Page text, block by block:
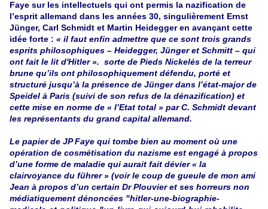
Faye sur les intellectuels qui ont permis la nazification de
l’esprit allemand dans les années 30, singulièrement Ernst
Jünger, Carl Schmidt et Martin Heidegger en avançant cette
idée forte : « il faut enfin admettre que ce sont trois grands
esprits philosophiques – Heidegger, Jünger et Schmitt – qui
ont fait le lit d'Hitler ». sorte de Pieds Nickelés de la terreur
brune qu’ils ont philosophiquement défendu, porté et
structuré jusqu’à la présence de Jünger dans l’état-major de
Speidel à Paris (suivi de son refus de la dénazification) et
cette mise en norme de « l’Etat total » par C. Schmidt devant
les représentants du grand capital allemand.
Le papier de JP Faye qui tombe bien au moment où une
opération de cosmétisation du nazisme est engagé à propos
d’une forme de maladie qui aurait fait dévier « la
clairvoyance du führer » (voir le coup de gueule de mon ami
Jean à propos d’un certain Dr Plouvier et ses horreurs non
médiatiquement dénoncées "hitler-une-biographie-